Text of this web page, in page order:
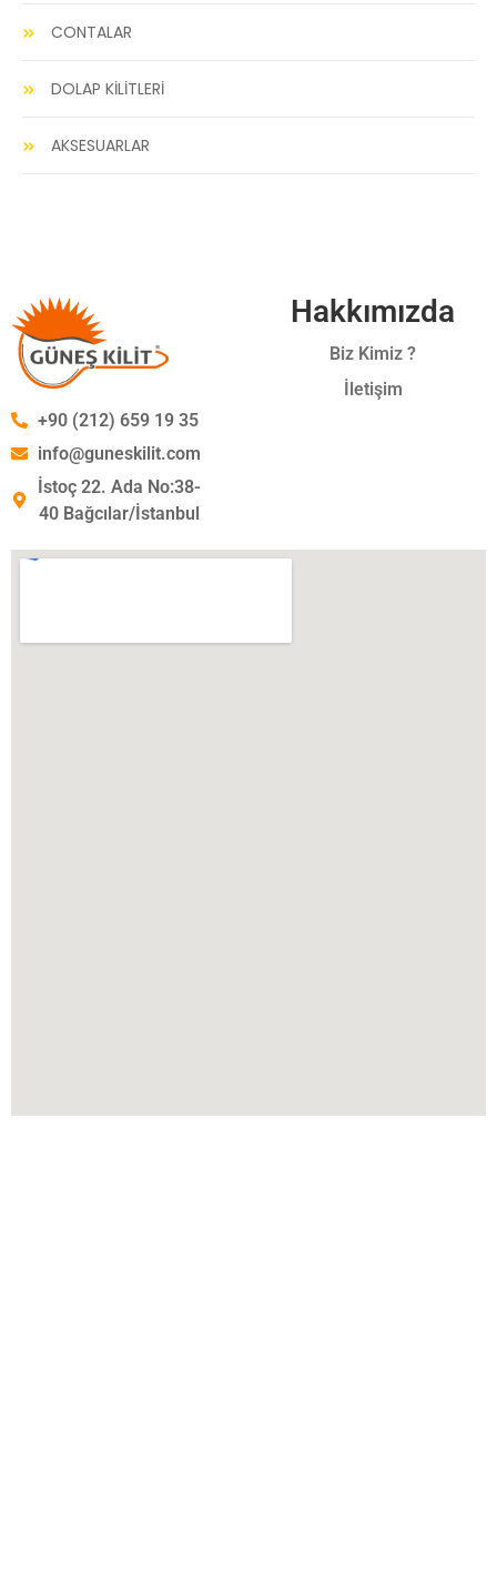
CONTALAR
DOLAP KİLİTLERİ
AKSESUARLAR
+90 (212) 659 19 35
info@guneskilit.com
İstoç 22. Ada No:38-
40 Bağcılar/İstanbul
Hakkımızda
Biz Kimiz ?
İletişim